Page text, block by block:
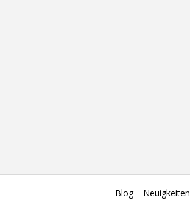
Blog – Neuigkeiten